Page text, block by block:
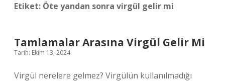
Etiket: Öte yandan sonra virgül gelir mi
Tamlamalar Arasına Virgül Gelir Mi
Tarih: Ekim 13, 2024
Virgül nerelere gelmez? Virgülün kullanılmadığı